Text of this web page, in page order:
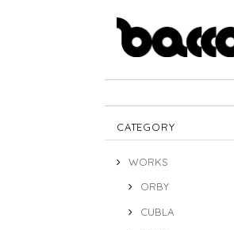
CATEGORY
WORKS
ORBY
CUBLA